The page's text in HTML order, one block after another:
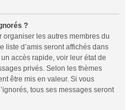
?
organiser les autres membres du
liste d’amis seront affichés dans
accès rapide, voir leur état de
privés. Selon les thèmes
être mis en valeur. Si vous
tous ses messages seront